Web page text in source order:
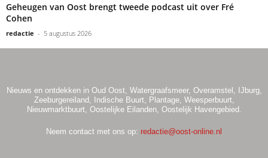
Geheugen van Oost brengt tweede podcast uit over Fré
Cohen
redactie - 5 augustus 2026
Nieuws en ontdekken in Oud Oost, Watergraafsmeer, Overamstel, IJburg,
Zeeburgereiland, Indische Buurt, Plantage, Weesperbuurt,
Nieuwmarktbuurt, Oostelijke Eilanden, Oostelijk Havengebied.
Neem contact met ons op: redactie@oost-online.nl